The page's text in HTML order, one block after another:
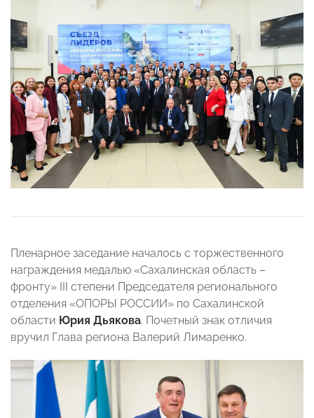
Пленарное заседание началось с торжественного
награждения медалью «Сахалинская область –
фронту» III степени Председателя регионального
отделения «ОПОРЫ РОССИИ» по Сахалинской
области Юрия Дьякова. Почетный знак отличия
вручил Глава региона Валерий Лимаренко.